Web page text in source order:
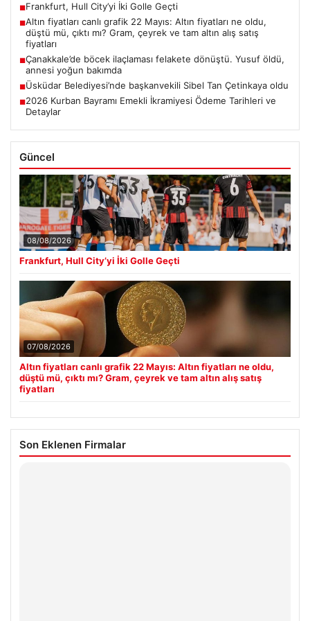
■Frankfurt, Hull City’yi İki Golle Geçti
■Altın fiyatları canlı grafik 22 Mayıs: Altın fiyatları ne oldu,
düştü mü, çıktı mı? Gram, çeyrek ve tam altın alış satış
fiyatları
■Çanakkale’de böcek ilaçlaması felakete dönüştü. Yusuf öldü,
annesi yoğun bakımda
■Üsküdar Belediyesi’nde başkanvekili Sibel Tan Çetinkaya oldu
■2026 Kurban Bayramı Emekli İkramiyesi Ödeme Tarihleri ve
Detaylar
Güncel
08/08/2026
Frankfurt, Hull City’yi İki Golle Geçti
07/08/2026
Altın fiyatları canlı grafik 22 Mayıs: Altın fiyatları ne oldu,
düştü mü, çıktı mı? Gram, çeyrek ve tam altın alış satış
fiyatları
Son Eklenen Firmalar